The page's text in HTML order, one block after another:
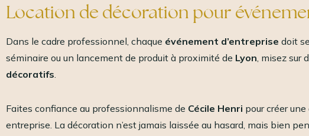
Location de décoration pour
Dans le cadre professionnel, chaque événement d’entreprise doit
séminaire ou un lancement de produit à proximité de Lyon, misez sur
décoratifs.
Faites confiance au professionnalisme de Cécile Henri pour créer
entreprise. La décoration n’est jamais laissée au hasard, mais bien